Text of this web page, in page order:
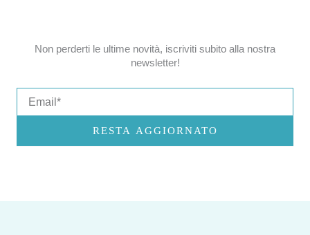
Non perderti le ultime novità, iscriviti subito alla nostra
newsletter!
RESTA AGGIORNATO